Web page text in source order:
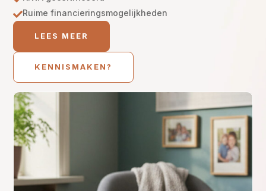
Ruime financieringsmogelijkheden
LEES MEER
KENNISMAKEN?